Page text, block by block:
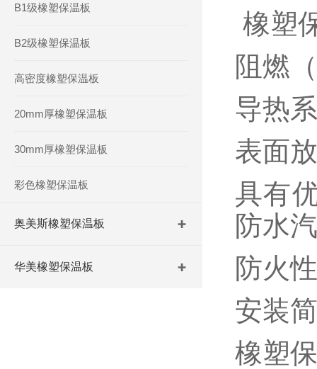
B1级橡塑保温板
B2级橡塑保温板
高密度橡塑保温板
20mm厚橡塑保温板
30mm厚橡塑保温板
彩色橡塑保温板
奥美斯橡塑保温板
华美橡塑保温板
橡塑
阻燃
导热
表面
具有
防水
防火
安装
橡塑